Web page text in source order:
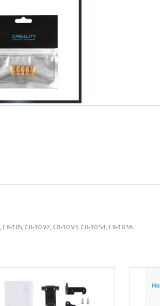
10S, CR-10 V2, CR-10 V3, CR-10 S4, CR-10 S5